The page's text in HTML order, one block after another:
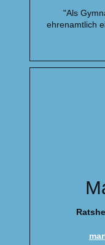
"Als
ehrenamtlich